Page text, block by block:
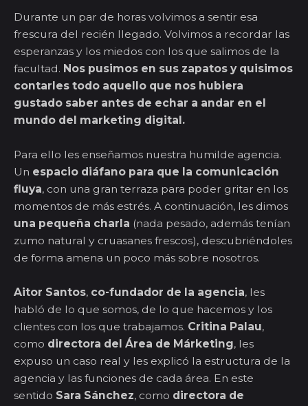
Durante un par de horas volvimos a sentir esa
frescura del recién llegado. Volvimos a recordar las
esperanzas y los miedos con los que salimos de la
facultad. Nos pusimos en sus zapatos y quisimos
contarles todo aquello que nos hubiera
gustado saber antes de echar a andar en el
mundo del marketing digital.
Para ello les enseñamos nuestra humilde agencia.
Un espacio diáfano para que la comunicación
fluya, con una gran terraza para poder gritar en los
momentos de más estrés. A continuación, les dimos
una pequeña charla (nada pesado, además tenían
zumo natural y cruasanes frescos), descubriéndoles
de forma amena un poco más sobre nosotros.
Aitor Santos, co-fundador de la agencia, les
habló de lo que somos, de lo que hacemos y los
clientes con los que trabajamos. Critina Palau,
como directora del Área de Márketing, les
expuso un caso real y les explicó la estructura de la
agencia y las funciones de cada área. En este
sentido Sara Sánchez, como directora de